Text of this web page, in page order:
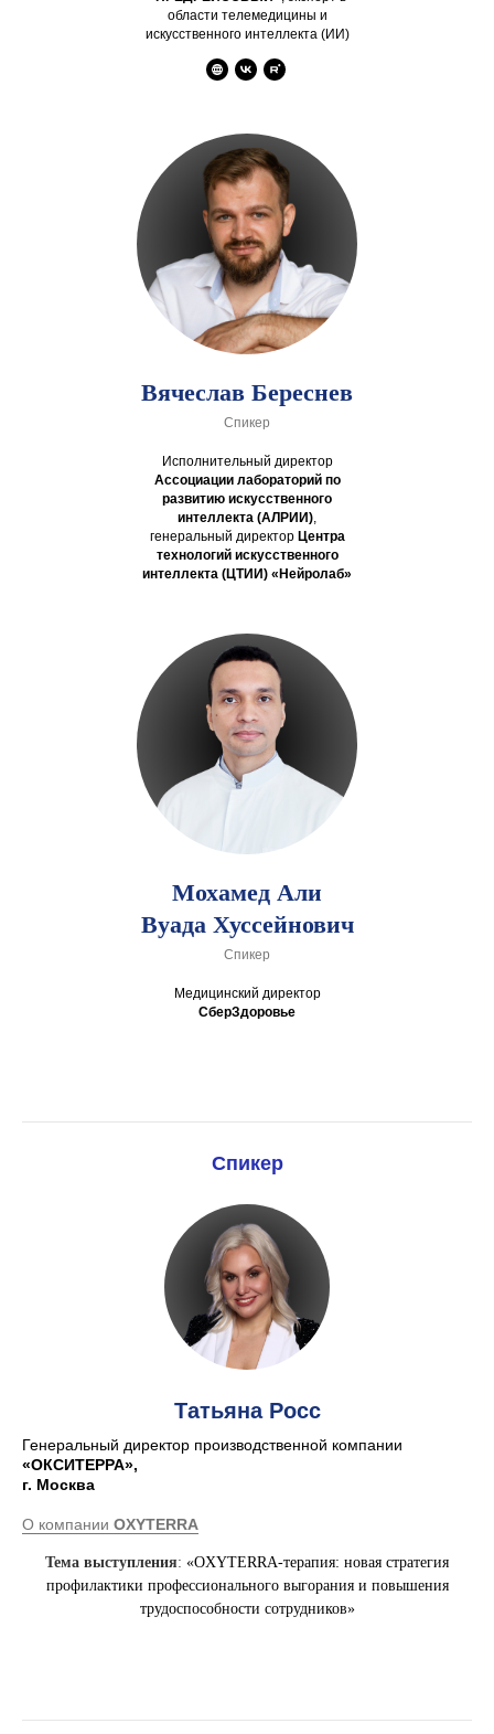
области телемедицины и
искусственного интеллекта (ИИ)
Вячеслав Береснев
Спикер
Исполнительный директор
Ассоциации лабораторий по
развитию искусственного
интеллекта (АЛРИИ),
генеральный директор Центра
технологий искусственного
интеллекта (ЦТИИ) «Нейролаб»
Мохамед Али
Вуада Хуссейнович
Спикер
Медицинский директор
СберЗдоровье
Спикер
Татьяна Росс
Генеральный директор производственной компании
«ОКСИТЕРРА»,
г. Москва
О компании OXYTERRA
Тема выступления: «OXYTERRA-терапия: новая стратегия
профилактики профессионального выгорания и повышения
трудоспособности сотрудников»